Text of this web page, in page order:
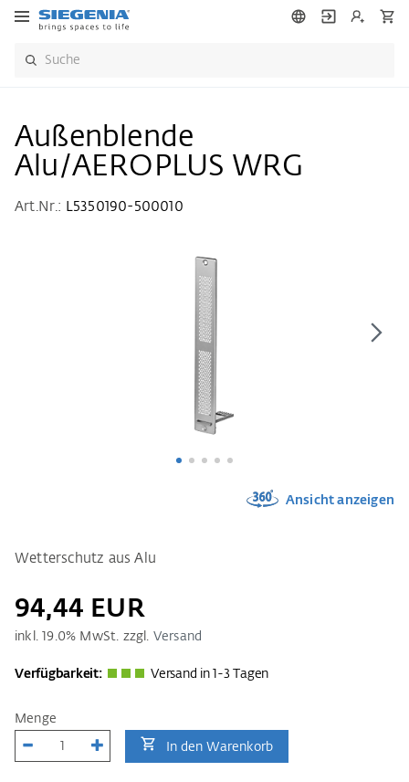
Außenblende
Alu/AEROPLUS WRG
Art.Nr.: L5350190-500010
Ansicht anzeigen
Wetterschutz aus Alu
94,44 EUR
inkl. 19.0% MwSt. zzgl. Versand
Verfügbarkeit: Versand in 1-3 Tagen
Menge
In den Warenkorb